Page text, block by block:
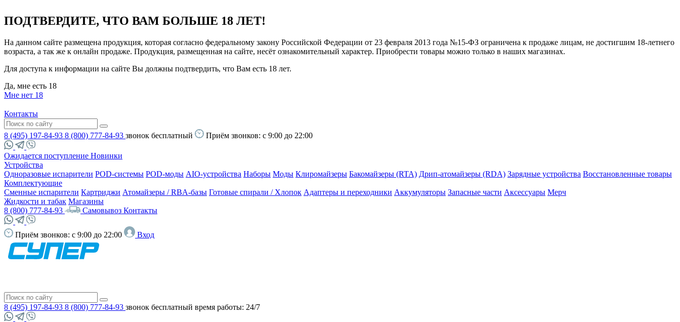
ПОДТВЕРДИТЕ, ЧТО ВАМ БОЛЬШЕ 18 ЛЕТ!
На данном сайте размещена продукция, которая согласно федеральному закону Российской Федерации от 23 февраля 2013 года №15-ФЗ ограничена к продаже лицам, не достигшим 18-летнего
возраста, а так же к онлайн продаже. Продукция, размещенная на сайте, несёт ознакомительный характер. Приобрести товары можно только в наших магазинах.
Для доступа к информации на сайте Вы должны подтвердить, что Вам есть 18 лет.
Да, мне есть 18
Мне нет 18
Контакты
8 (495) 197-84-93 8 (800) 777-84-93 звонок бесплатный Приём звонков: с 9:00 до 22:00
Ожидается поступление Новинки
Устройства
Одноразовые испарители POD-системы POD-моды AIO-устройства Наборы Моды Клиромайзеры Бакомайзеры (RTA) Дрип-атомайзеры (RDA) Зарядные устройства Восстановленные товары
Комплектующие
Сменные испарители Картриджи Атомайзеры / RBA-базы Готовые спирали / Хлопок Адаптеры и переходники Аккумуляторы Запасные части Аксессуары Мерч
Жидкости и табак Магазины
8 (800) 777-84-93
Самовывоз Контакты
Приём звонков: с 9:00 до 22:00 Вход
8 (495) 197-84-93 8 (800) 777-84-93 звонок бесплатный время работы: 24/7